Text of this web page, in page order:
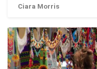
Ciara Morris